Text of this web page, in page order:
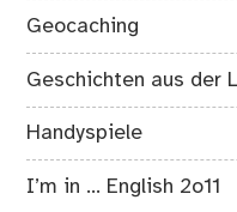
Geocaching
Geschichten aus der
Handyspiele
I’m in … English 2o11